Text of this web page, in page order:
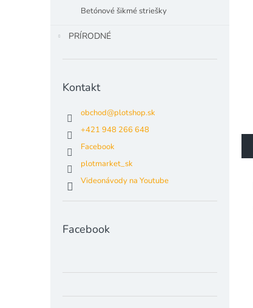
Betónové šikmé striešky
PRÍRODNÉ
Kontakt
obchod@plotshop.sk
+421 948 266 648
Facebook
plotmarket_sk
Videonávody na Youtube
Facebook